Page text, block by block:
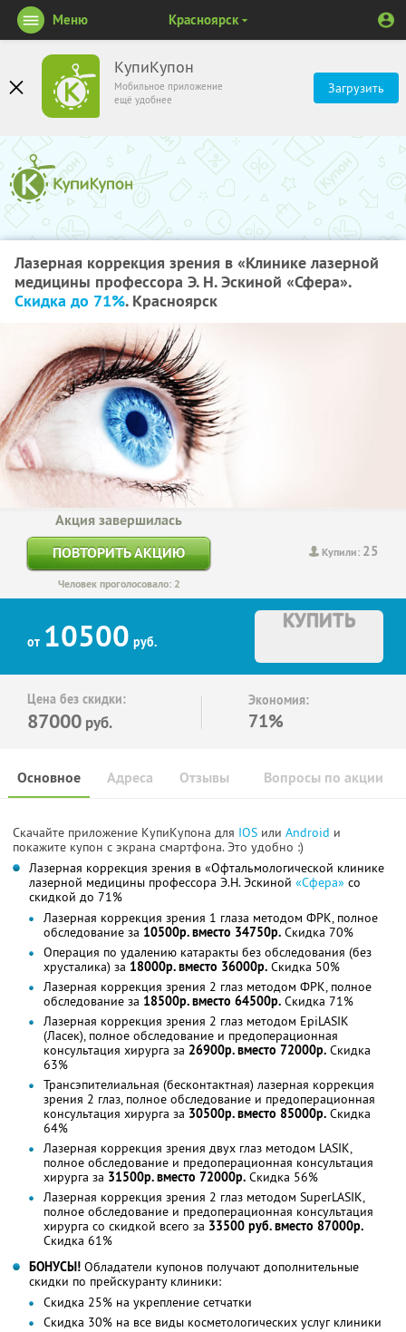
КупиКупон
Мобильное приложение
ещё удобнее
Загрузить
Меню Красноярск
Лазерная коррекция зрения в «Клинике лазерной
медицины профессора Э. Н. Эскиной «Сфера».
Скидка до 71%. Красноярск
Купили: 25
Акция завершилась
ПОВТОРИТЬ АКЦИЮ
Человек проголосовало: 2
от 10500 руб.
КУПИТЬ
Цена без скидки:
87000 руб.
Экономия:
71%
Основное Отзывы Вопросы по акции
Адреса
Скачайте приложение КупиКупона для IOS или Android и
покажите купон с экрана смартфона. Это удобно :)
Лазерная коррекция зрения в «Офтальмологической клинике
лазерной медицины профессора Э.Н. Эскиной «Сфера» со
скидкой до 71%
Лазерная коррекция зрения 1 глаза методом ФРК, полное
обследование за 10500р. вместо 34750р. Скидка 70%
Операция по удалению катаракты без обследования (без
хрусталика) за 18000р. вместо 36000р. Скидка 50%
Лазерная коррекция зрения 2 глаз методом ФРК, полное
обследование за 18500р. вместо 64500р. Скидка 71%
Лазерная коррекция зрения 2 глаз методом EpiLASIK
(Ласек), полное обследование и предоперационная
консультация хирурга за 26900р. вместо 72000р. Скидка
63%
Трансэпителиальная (бесконтактная) лазерная коррекция
зрения 2 глаз, полное обследование и предоперационная
консультация хирурга за 30500р. вместо 85000р. Скидка
64%
Лазерная коррекция зрения двух глаз методом LASIK,
полное обследование и предоперационная консультация
хирурга за 31500р. вместо 72000р. Скидка 56%
Лазерная коррекция зрения 2 глаз методом SuperLASIK,
полное обследование и предоперационная консультация
хирурга со скидкой всего за 33500 руб. вместо 87000р.
Скидка 61%
БОНУСЫ! Обладатели купонов получают дополнительные
скидки по прейскуранту клиники:
Скидка 25% на укрепление сетчатки
Скидка 30% на все виды косметологических услуг клиники